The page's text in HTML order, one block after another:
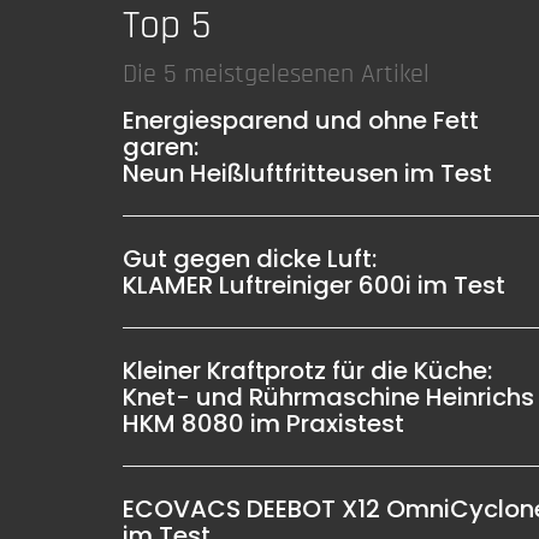
Top 5
Die 5 meistgelesenen Artikel
Energiesparend und ohne Fett
garen:
Neun Heißluftfritteusen im Test
Gut gegen dicke Luft:
KLAMER Luftreiniger 600i im Test
Kleiner Kraftprotz für die Küche:
Knet- und Rührmaschine Heinrichs
HKM 8080 im Praxistest
ECOVACS DEEBOT X12